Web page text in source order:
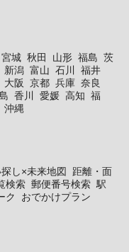
宮城 秋田 山形 福島 茨
新潟 富山 石川
福井
大阪 京都 兵庫 奈良
香川 愛媛 高知 福
沖縄
し×未来地図
距離・面
検索 郵便番号検索 駅
ク おでかけプラン